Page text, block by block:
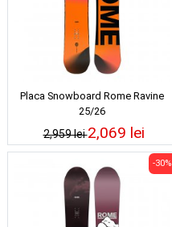
Placa Snowboard Rome Ravine
25/26
2,959 lei2,069 lei
-30%